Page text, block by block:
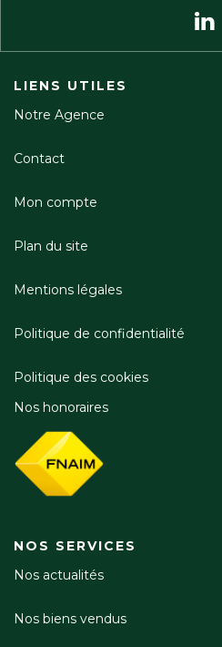
LIENS UTILES
Notre Agence
Contact
Mon compte
Plan du site
Mentions légales
Politique de confidentialité
Politique des cookies
Nos honoraires
NOS SERVICES
Nos actualités
Nos biens vendus